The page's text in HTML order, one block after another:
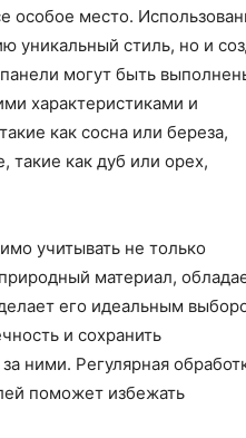
особое место.
уникальный стиль, но и
могут быть
характеристиками и
как сосна или береза,
такие как дуб или орех,
учитывать не только
материал,
его идеальным
и сохранить
ними. Регулярная
поможет избежать